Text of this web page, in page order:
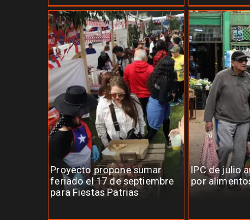
Proyecto propone sumar
feriado el 17 de septiembre
para Fiestas Patrias
IPC de julio
por